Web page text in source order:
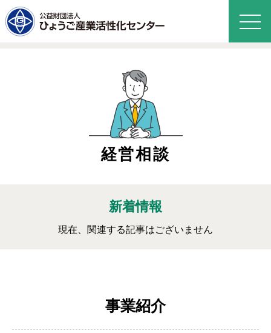
経営相談
新着情報
現在、関連する記事はございません
事業紹介